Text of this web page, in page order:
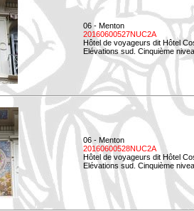
06 - Menton
20160600527NUC2A
Hôtel de voyageurs dit Hôtel
Elévations sud. Cinquième
06 - Menton
20160600528NUC2A
Hôtel de voyageurs dit Hôtel
Elévations sud. Cinquième